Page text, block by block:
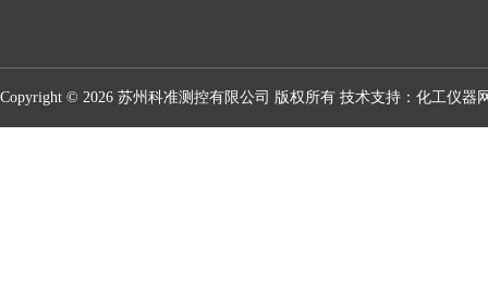
Copyright © 2026 苏州科准测控有限公司 版权所有 技术支持： 化工仪器